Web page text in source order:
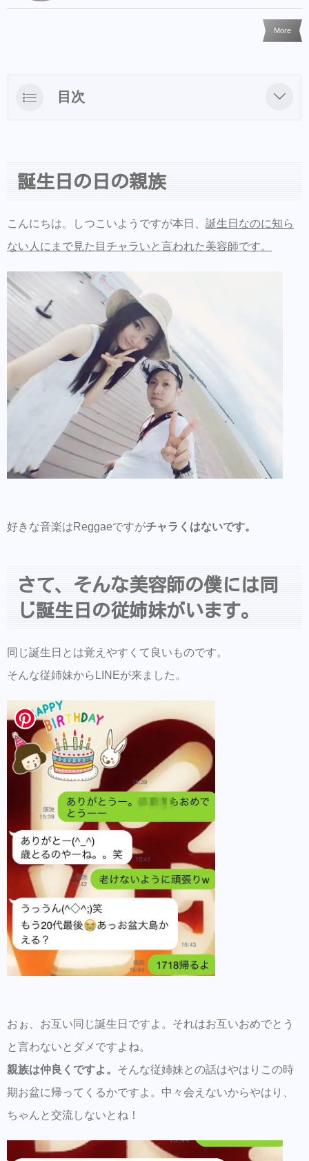
More
目次
姉妹がいます。
誕生日の日の親族
こんにちは。しつこいようですが本日、 誕生日なのに知ら
ない人にまで見た目チャラいと言われた美容師です。
好きな音楽はReggaeですがチャラくはないです。
さて、そんな美容師の僕には同
じ誕生日の従姉妹がいます。
同じ誕生日とは覚えやすくて良いものです。
そんな従姉妹からLINEが来ました。
おぉ、お互い同じ誕生日ですよ。それはお互いおめでとう
と言わないとダメですよね。
親族は仲良くですよ。 そんな従姉妹との話はやはりこの時
期お盆に帰ってくるかですよ。中々会えないからやはり、
ちゃんと交流しないとね！